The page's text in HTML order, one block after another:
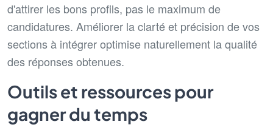
d'attirer les bons profils, pas le maximum de
candidatures. Améliorer la clarté et précision de vos
sections à intégrer optimise naturellement la qualité
des réponses obtenues.
Outils et ressources pour
gagner du temps